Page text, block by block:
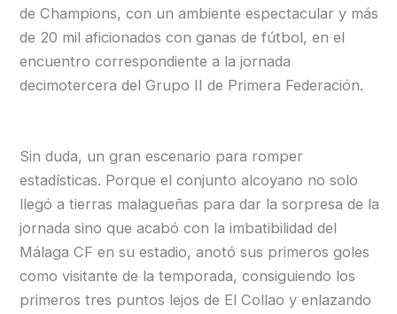
de Champions, con un ambiente espectacular y más
de 20 mil aficionados con ganas de fútbol, en el
encuentro correspondiente a la jornada
decimotercera del Grupo II de Primera Federación.
Sin duda, un gran escenario para romper
estadísticas. Porque el conjunto alcoyano no solo
llegó a tierras malagueñas para dar la sorpresa de la
jornada sino que acabó con la imbatibilidad del
Málaga CF en su estadio, anotó sus primeros goles
como visitante de la temporada, consiguiendo los
primeros tres puntos lejos de El Collao y enlazando